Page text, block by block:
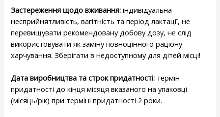
Застереження щодо вживання: індивідуальна
несприйнятливість, вагітність та період лактації, не
перевищувати рекомендовану добову дозу, не слід
використовувати як заміну повноцінного раціону
харчування. Зберігати в недоступному для дітей місці!
Дата виробництва та строк придатності: термін
придатності до кінця місяця вказаного на упаковці
(місяць/рік) при терміні придатності 2 роки.